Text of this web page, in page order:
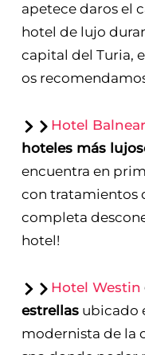
apetece daros el
hotel de lujo
capital del Turia,
os
Hotel
hoteles más
encuentra en
con tratamientos
completa
hotel!
Hotel Westin
estrellasubicado
modernista de la